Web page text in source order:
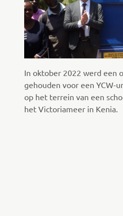
In oktober 2022 werd een
gehouden voor een YCW-
op het terrein van een
het Victoriameer in Kenia.